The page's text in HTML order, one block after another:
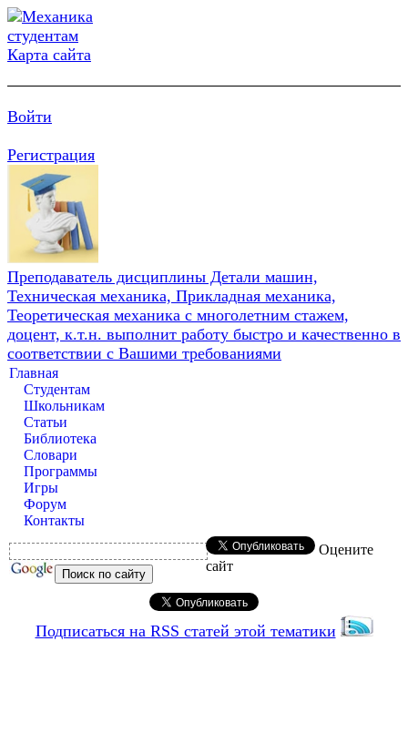
Карта сайта
Войти
Регистрация
Преподаватель дисциплины Детали машин,
Техническая механика, Прикладная механика,
Теоретическая механика с многолетним стажем,
доцент, к.т.н. выполнит работу быстро и качественно в
соответствии с Вашими требованиями
Главная
Студентам
Школьникам
Статьи
Библиотека
Словари
Программы
Игры
Форум
Контакты
Оцените
сайт
Подписаться на RSS статей этой тематики